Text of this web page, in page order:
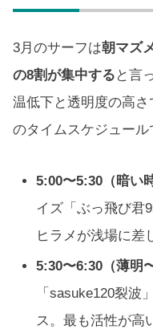
3月のサーフは朝マズ
の8割が集中する と言
温低下と透明度の高
のタイムスケジュール
5:00〜5:30（暗い
イズ「ぶっ飛び君
ヒラメが浅場に差
5:30〜6:30（薄明
「sasuke120裂波
ス。最も活性が高